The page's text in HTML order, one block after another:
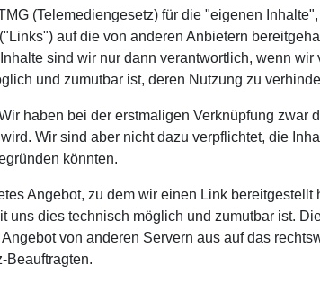
(Telemediengesetz) für die "eigenen
auf die von anderen Anbietern
sind wir nur dann verantwortlich, wenn
und zumutbar ist, deren Nutzung zu
haben bei der erstmaligen Verknüpfung zwar
Wir sind aber nicht dazu verpflichtet, die
könnten.
Angebot, zu dem wir einen Link
dies technisch möglich und zumutbar ist.
von anderen Servern aus auf das
Beauftragten.